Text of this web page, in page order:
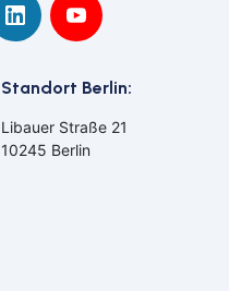
Standort Berlin:
Libauer Straße 21
10245 Berlin